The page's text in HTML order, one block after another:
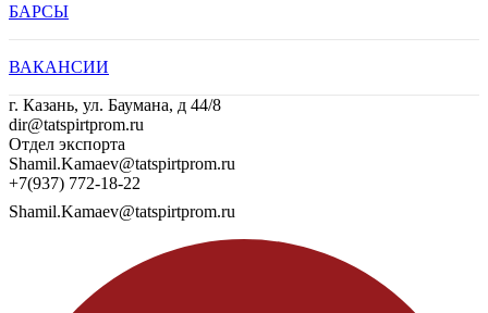
БАРСЫ
ВАКАНСИИ
г. Казань, ул. Баумана, д 44/8
dir@tatspirtprom.ru
Отдел экспорта
Shamil.Kamaev@tatspirtprom.ru
+7(937) 772-18-22
Shamil.Kamaev@tatspirtprom.ru